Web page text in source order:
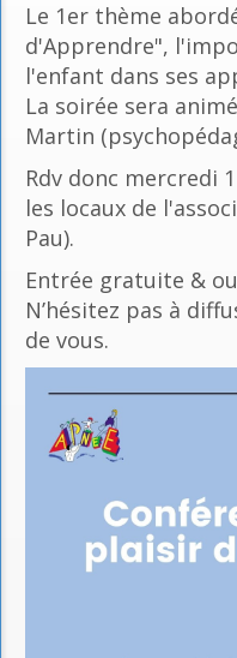
Le 1er thème
d'Apprendre",
l'enfant dans ses
La soirée sera
Martin
Rdv donc mercredi
les locaux de
Pau).
Entrée gratuite &
N’hésitez pas à
de vous.